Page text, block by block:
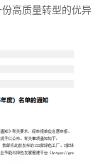
高质量转型的优异